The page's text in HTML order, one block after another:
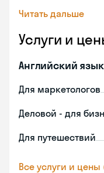
Читать дальше
Услуги и
Английский язык
Для маркетологов
Деловой - для
Для путешествий
Все услуги и цены